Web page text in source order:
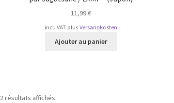
11,99€
incl. VAT plusVersandkosten
Ajouter au panier
2 résultats affichés